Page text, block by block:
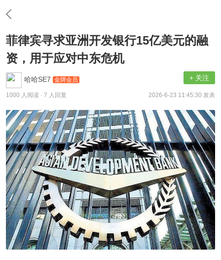
菲律宾寻求亚洲开发银行15亿美元的融
资，用于应对中东危机
哈哈SE7 金牌会员 + 关注
1000 人阅读 · 7 人回复 2026-6-23 11:45:30 发表